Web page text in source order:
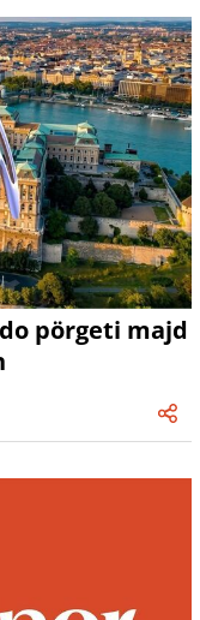
pörgeti majd